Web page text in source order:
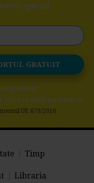
special
produsele
acord ca datele personale sa
UE 679/2016
Timp
Libraria